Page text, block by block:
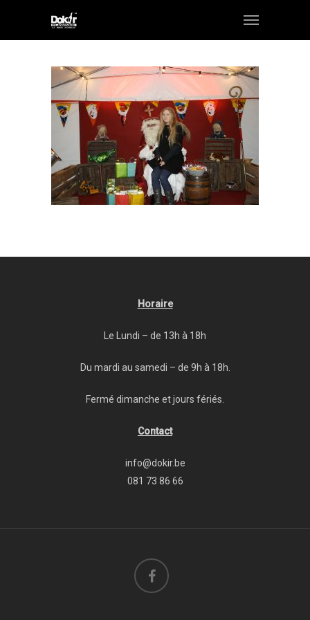
Horaire
Le Lundi – de 13h à 18h
Du mardi au samedi – de 9h à 18h.
Fermé dimanche et jours fériés.
Contact
info@dokir.be
081 73 86 66